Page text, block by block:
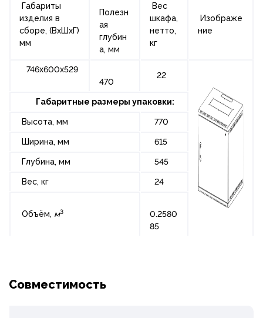
Габариты
изделия в
сборе, (ВхШхГ)
мм
Полезн
ая
глубин
а, мм
Вес
шкафа,
нетто,
кг
Изображе
ние
746х600х529
470
22
Габаритные размеры упаковки:
Высота, мм 770
Ширина, мм 615
Глубина, мм 545
Вес, кг 24
Объём, м3
0.2580
85
Совместимость